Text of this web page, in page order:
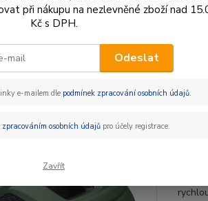
Přilba KED
S green yellow
týlní
při nákupu na nezlevněné zboží nad
Kč s DPH.
Odeslat
e-mailem dle podmínek zpracování osobních údajů.
zpracováním osobních údajůpro účely registrace.
Zavřít